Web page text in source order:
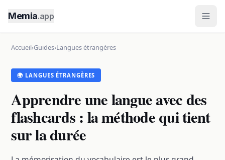
Memia.app
Accueil›Guides›Langues étrangères
🌍 LANGUES ÉTRANGÈRES
Apprendre une langue avec des
flashcards : la méthode qui tient
sur la durée